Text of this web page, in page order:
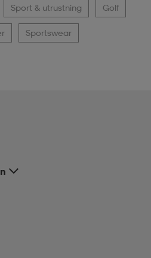
Sport & utrustning Golf
Sportswear